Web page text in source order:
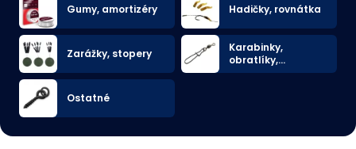
Gumy, amortizéry Hadičky, rovnátka
Zarážky, stopery
Karabinky,
obratlíky,
spojovacie
Ostatné